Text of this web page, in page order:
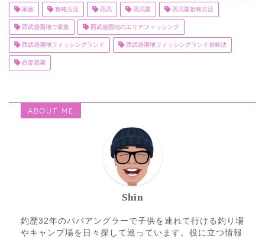
家族 攻略方法 西武 西武園 西武園攻略方法
西武遊園地で家族 西武遊園地のエリアフィッシング
西武遊園地フィッシングランド 西武遊園地フィッシングランド攻略法
西部遊園
ABOUT ME
Shin
釣歴32年のパパアングラーで子供を連れて行ける釣り場
やキャンプ場を日々探して巡っています。役に立つ情報